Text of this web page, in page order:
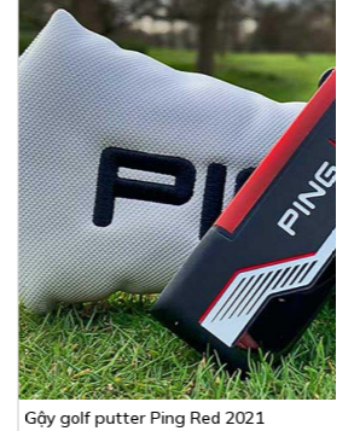
Red 2021